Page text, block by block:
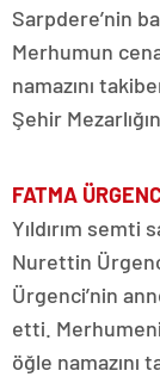
Sarpdere’nin
Merhumun
namazını
Şehir
FATMA
Yıldırım semti
Nurettin
Ürgenci’nin
etti.
öğle namazını